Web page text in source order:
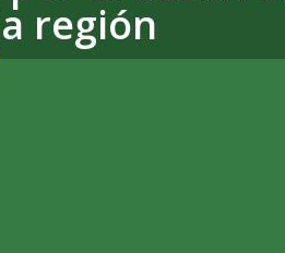
región